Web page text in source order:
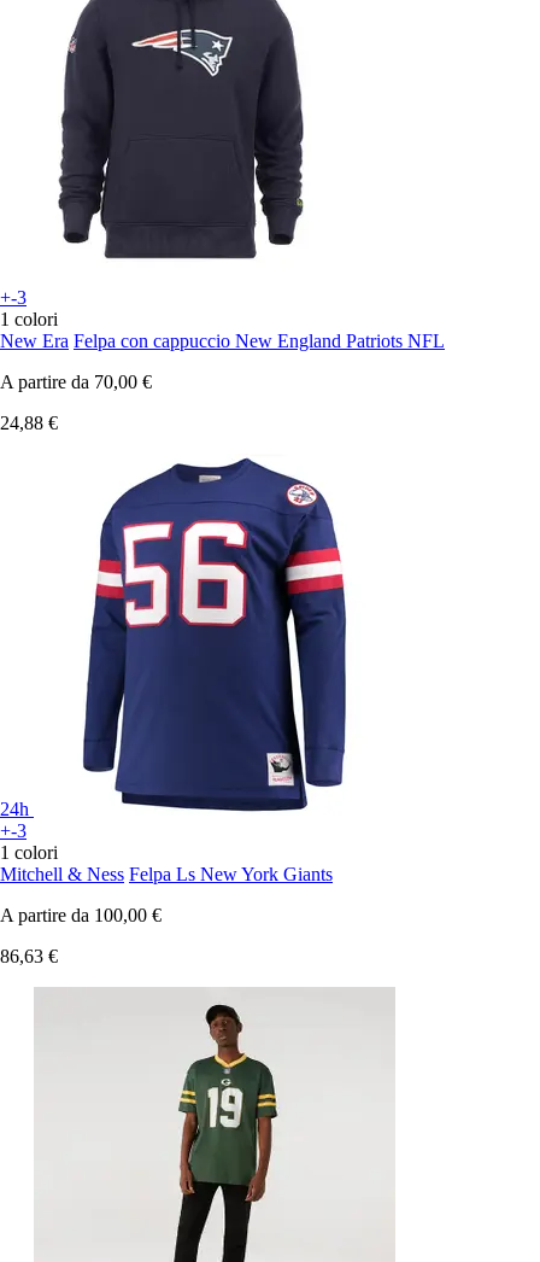
+-3
1 colori
New Era Felpa con cappuccio New England Patriots NFL
A partire da 70,00 €
24,88 €
24h
+-3
1 colori
Mitchell & Ness Felpa Ls New York Giants
A partire da 100,00 €
86,63 €